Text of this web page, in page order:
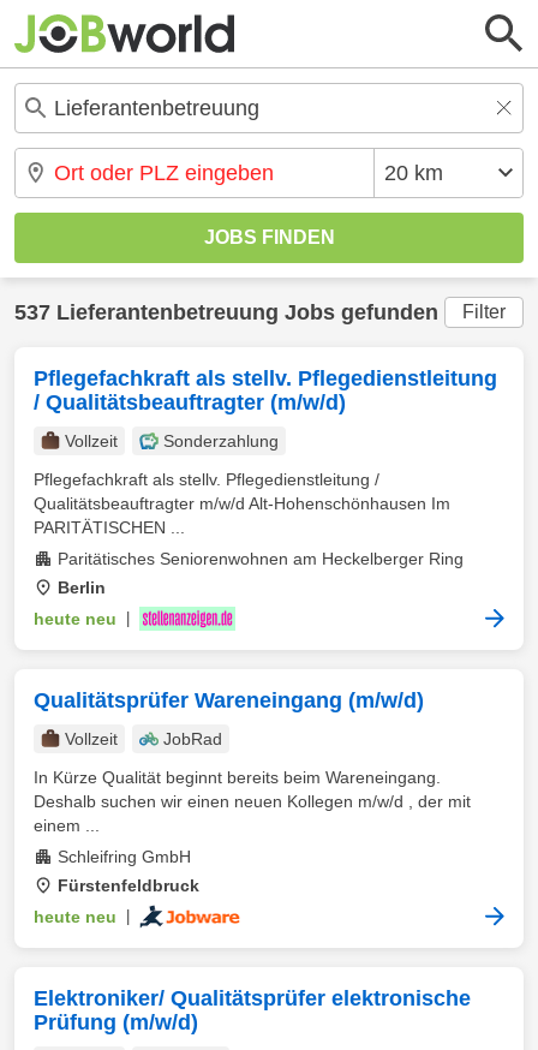
537 Lieferantenbetreuung Jobs gefunden Filter
Pflegefachkraft als stellv. Pflegedienstleitung
/ Qualitätsbeauftragter (m/w/d)
Vollzeit
Sonderzahlung
Pflegefachkraft als stellv. Pflegedienstleitung /
Qualitätsbeauftragter m/w/d Alt-Hohenschönhausen Im
PARITÄTISCHEN ...
Paritätisches Seniorenwohnen am Heckelberger Ring
Berlin
heute neu
Qualitätsprüfer Wareneingang (m/w/d)
Vollzeit
JobRad
In Kürze Qualität beginnt bereits beim Wareneingang.
Deshalb suchen wir einen neuen Kollegen m/w/d , der mit
einem ...
Schleifring GmbH
Fürstenfeldbruck
heute neu
Elektroniker/ Qualitätsprüfer elektronische
Prüfung (m/w/d)